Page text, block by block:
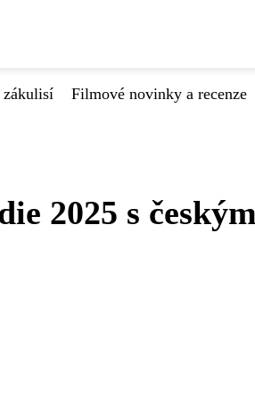
Filmové novinky a recenze
2025 s